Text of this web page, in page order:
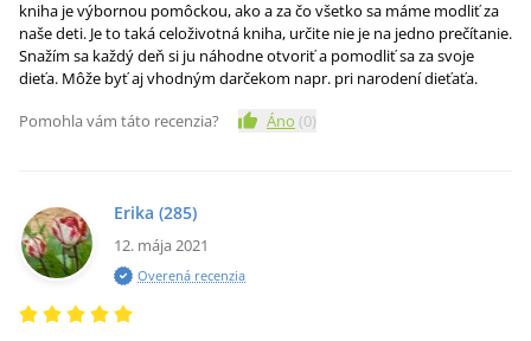
kniha je výbornou pomôckou, ako a za čo všetko sa máme modliť za
naše deti. Je to taká celoživotná kniha, určite nie je na jedno prečítanie.
Snažím sa každý deň si ju náhodne otvoriť a pomodliť sa za svoje
dieťa. Môže byť aj vhodným darčekom napr. pri narodení dieťaťa.
Pomohla vám táto recenzia?
Áno (0)
Erika (285)
12. mája 2021
Overená recenzia